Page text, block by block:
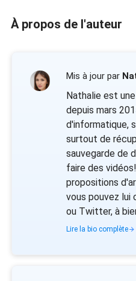
À propos de l'auteur
Mis à jour par
Nathalie est
depuis mars
d'informatique,
surtout de
sauvegarde de
faire des
propositions
vous pouvez lui
ou Twitter, à
Lire la bio complète